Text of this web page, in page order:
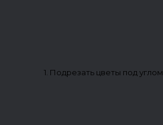
1. Подрезать цветы под углом